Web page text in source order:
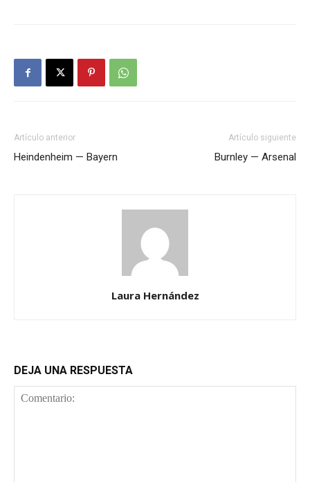
Artículo anterior
Heindenheim — Bayern
Artículo siguiente
Burnley — Arsenal
Laura Hernández
DEJA UNA RESPUESTA